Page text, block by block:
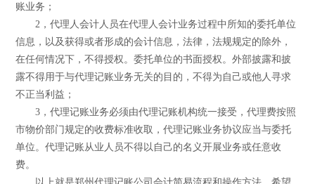
账业务；
2，代理人会计人员在代理人会计业务过程中所知的委托单位
信息，以及获得或者形成的会计信息，法律，法规规定的除外，
在任何情况下，不得授权。委托单位的书面授权。外部披露和披
露不得用于与代理记账业务无关的目的，不得为自己或他人寻求
不正当利益；
3，代理记账业务必须由代理记账机构统一接受，代理费按照
市物价部门规定的收费标准收取，代理记账业务协议应当与委托
单位。代理记账从业人员不得以自己的名义开展业务或任意收
费。